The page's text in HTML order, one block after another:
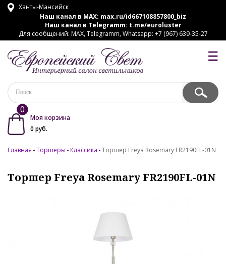
Ханты-Мансийск
Наш канал в MAX: max.ru/id667108857800_biz
Наш канал в Telegramm: t.me/euroluster
Для сообщений: MAX, Telegramm, Whatsapp: +7 (967) 639-35-27
☰
0
Моя корзина
0 руб.
Главная Торшеры Классика Торшер Freya Rosemary FR2190FL-01N
Торшер Freya Rosemary FR2190FL-01N